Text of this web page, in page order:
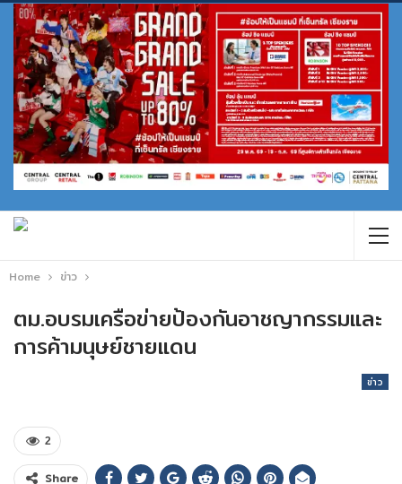
Home ข่าว
ตม.อบรมเครือข่ายป้องกันอาชญากรรมและ
การค้ามนุษย์ชายแดน
ข่าว
2
Share